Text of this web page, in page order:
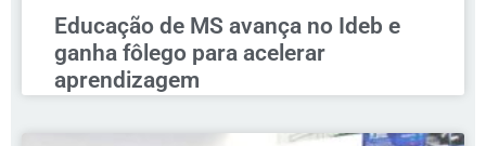
Educação de MS avança no Ideb e
ganha fôlego para acelerar
aprendizagem